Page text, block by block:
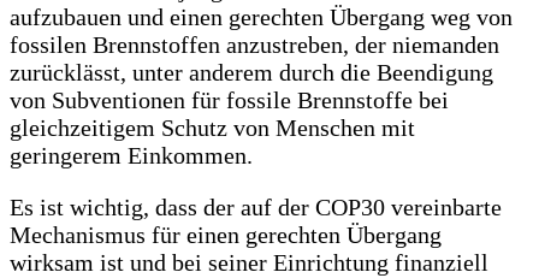
aufzubauen und einen gerechten Übergang weg von
fossilen Brennstoffen anzustreben, der niemanden
zurücklässt, unter anderem durch die Beendigung
von Subventionen für fossile Brennstoffe bei
gleichzeitigem Schutz von Menschen mit
geringerem Einkommen.
Es ist wichtig, dass der auf der COP30 vereinbarte
Mechanismus für einen gerechten Übergang
wirksam ist und bei seiner Einrichtung finanziell